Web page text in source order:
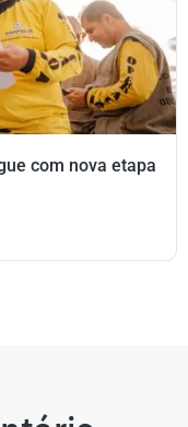
com nova etapa